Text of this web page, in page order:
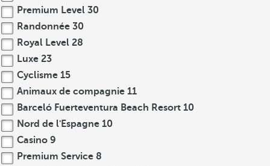
Premium Level 30
Randonnée 30
Royal Level 28
Luxe 23
Cyclisme 15
Animaux de compagnie 11
Barceló Fuerteventura Beach Resort 10
Nord de l'Espagne 10
Casino 9
Premium Service 8